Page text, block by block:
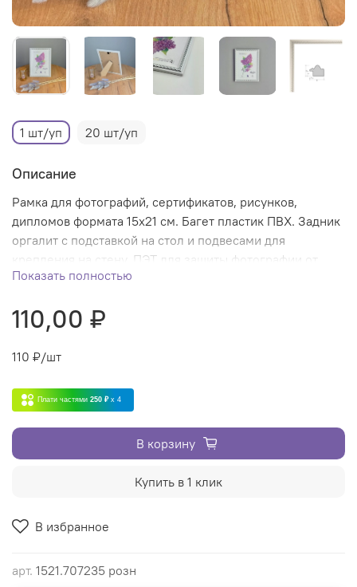
В избранное
арт. 1521.707235 розн
1 шт/уп 20 шт/уп
Описание
Рамка для фотографий, сертификатов, рисунков,
дипломов формата 15х21 см. Багет пластик ПВХ. Задник
оргалит с подставкой на стол и подвесами для
крепления на стену. ПЭТ для защиты фотографии от
механических повреждений.
Показать полностью
110,00 ₽
110 ₽/шт
Плати частями 250 ₽ x 4
В корзину
Купить в 1 клик